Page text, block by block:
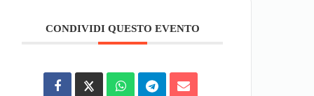
CONDIVIDI QUESTO EVENTO